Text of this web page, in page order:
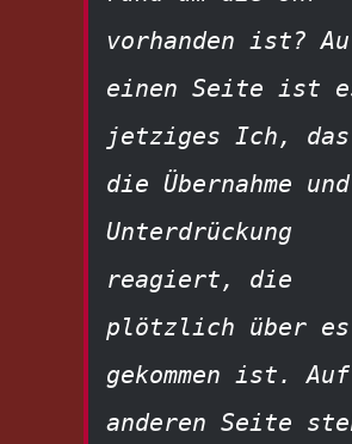
vorhanden ist?
einen Seite ist
jetziges Ich,
die Übernahme
Unterdrückung
reagiert, die
plötzlich über es
gekommen ist.
anderen Seite